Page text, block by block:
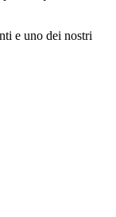
e uno dei nostri